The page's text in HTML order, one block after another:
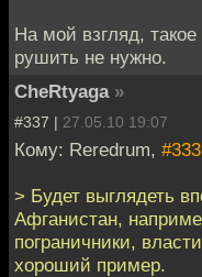
На мой взгляд,
рушить не нужно.
CheRtyaga »
#337 | 27.05.10 19:07
Кому: Reredrum, #333
> Будет выглядеть
Афганистан,
пограничники,
хороший пример.